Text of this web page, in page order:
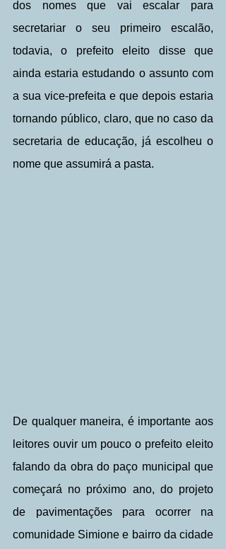
dos nomes que vai escalar para
secretariar o seu primeiro escalão,
todavia, o prefeito eleito disse que
ainda estaria estudando o assunto com
a sua vice-prefeita e que depois estaria
tornando público, claro, que no caso da
secretaria de educação, já escolheu o
nome que assumirá a pasta.
De qualquer maneira, é importante aos
leitores ouvir um pouco o prefeito eleito
falando da obra do paço municipal que
começará no próximo ano, do projeto
de pavimentações para ocorrer na
comunidade Simione e bairro da cidade